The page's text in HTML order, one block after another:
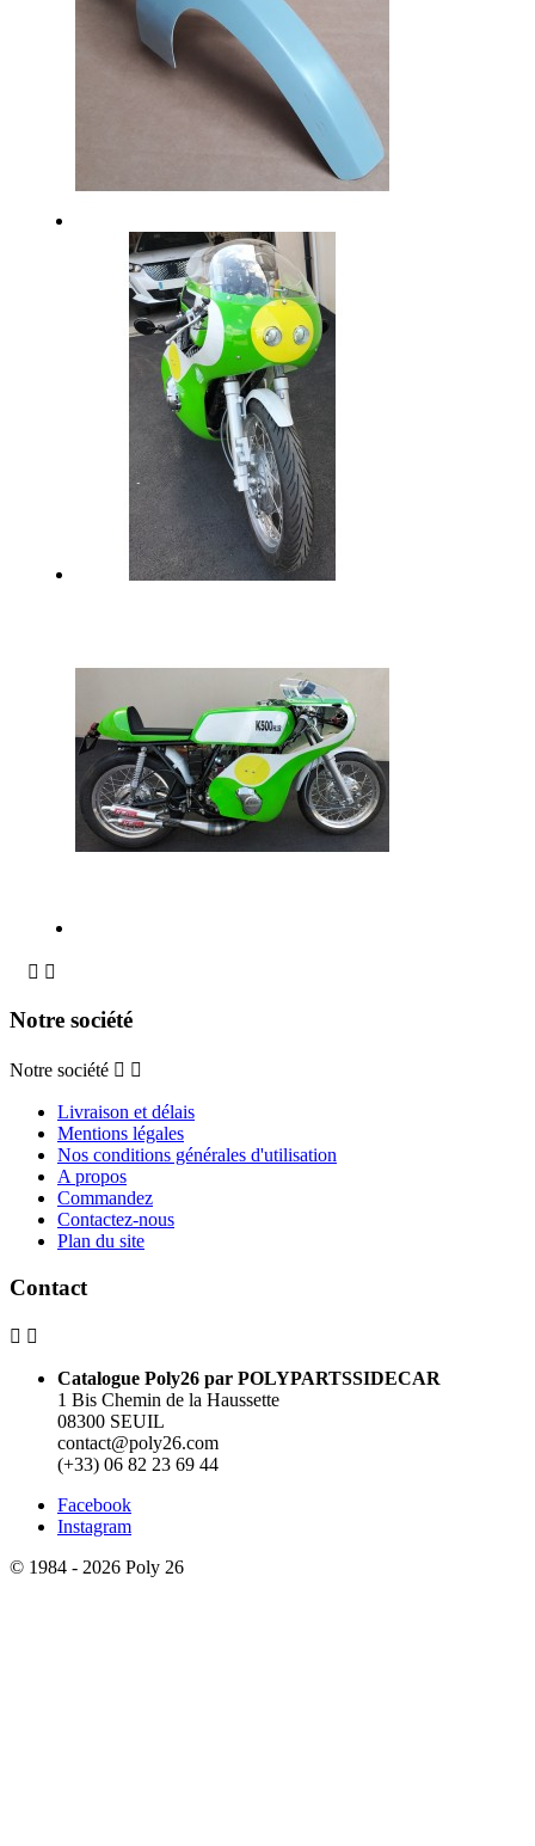
 
Notre société
Notre société  
Livraison et délais
Mentions légales
Nos conditions générales d'utilisation
A propos
Commandez
Contactez-nous
Plan du site
Contact
 
Catalogue Poly26 par POLYPARTSSIDECAR
1 Bis Chemin de la Haussette
08300 SEUIL
contact@poly26.com
(+33) 06 82 23 69 44
Facebook
Instagram
© 1984 - 2026 Poly 26